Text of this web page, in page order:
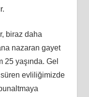
biraz daha
nazaran gayet
25 yaşında. Gel
evliliğimizde